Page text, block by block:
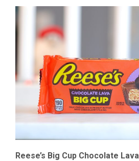
Reese’s Big Cup Chocolate Lava